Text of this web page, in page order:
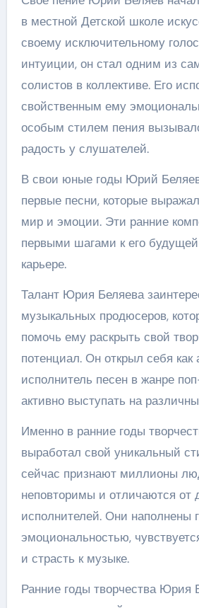
в местной Детской школе
своему исключительному
интуиции, он стал одним из
солистов в коллективе. Его
свойственным ему
особым стилем пения
радость у слушателей.
В свои юные годы Юрий
первые песни, которые
мир и эмоции. Эти ранние
первыми шагами к его
карьере.
Талант Юрия Беляева
музыкальных продюсеров,
помочь ему раскрыть свой
потенциал. Он открыл себя как
исполнитель песен в жанре
активно выступать на
Именно в ранние годы
выработал свой уникальный
сейчас признают миллионы
неповторимы и отличаются от
исполнителей. Они наполнены
эмоциональностью,
и страсть к музыке.
Ранние годы творчества Юрия